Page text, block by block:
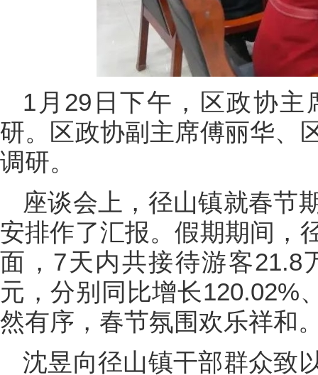
1月29日下午，区政协
研。区政协副主席傅丽华、
调研。
座谈会上，径山镇就春节
安排作了汇报。假期期间，
面，7天内共接待游客21.8
元，分别同比增长120.02%
然有序，春节氛围欢乐祥和
沈昱向径山镇干部群众致